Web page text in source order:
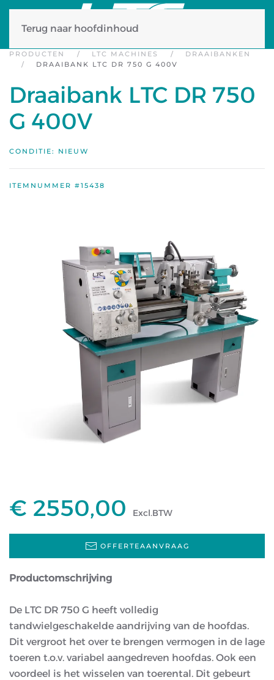
Terug naar hoofdinhoud
PRODUCTEN LTC MACHINES
DRAAIBANKEN
DRAAIBANK LTC DR 750 G 400V
Draaibank LTC DR 750
G 400V
CONDITIE: NIEUW
ITEMNUMMER #15438
€ 2550,00 Excl.BTW
OFFERTEAANVRAAG
Productomschrijving
De LTC DR 750 G heeft volledig
tandwielgeschakelde aandrijving van de hoofdas.
Dit vergroot het over te brengen vermogen in de lage
toeren t.o.v. variabel aangedreven hoofdas. Ook een
voordeel is het wisselen van toerental. Dit gebeurt